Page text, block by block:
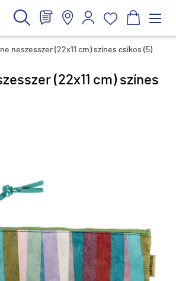
neszesszer (22x11 cm) színes csíkos (5)
(22x11 cm) színes